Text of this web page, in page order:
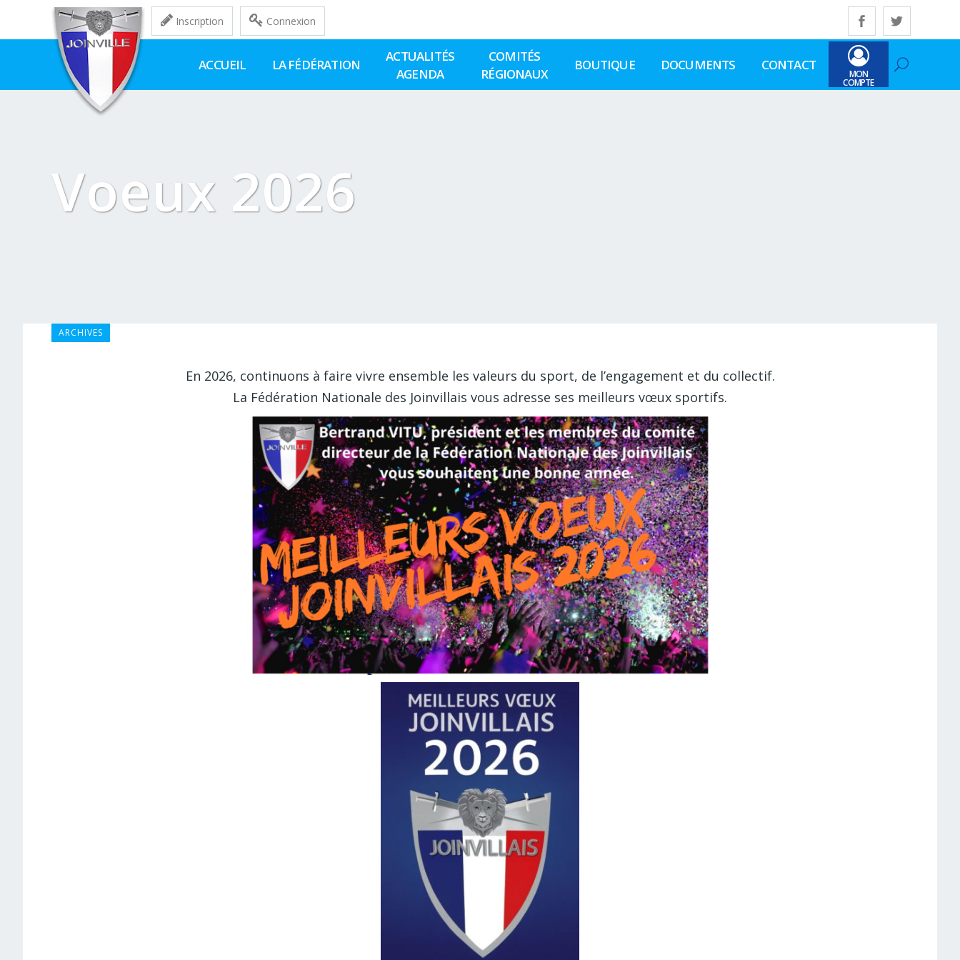
Inscription Connexion
ACCUEIL LA FÉDÉRATION
ACTUALITÉS
AGENDA
COMITÉS
RÉGIONAUX
BOUTIQUE DOCUMENTS CONTACT
MON
COMPTE
Voeux 2026
ARCHIVES
En 2026, continuons à faire vivre ensemble les valeurs du sport, de l’engagement et du collectif.
La Fédération Nationale des Joinvillais vous adresse ses meilleurs vœux sportifs.